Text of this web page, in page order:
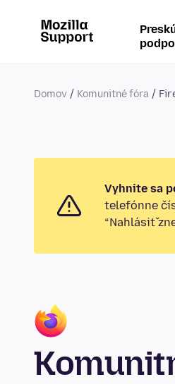
Domov Komunitné fóra
Vyhnite sa
telefónne
“Nahlásiť